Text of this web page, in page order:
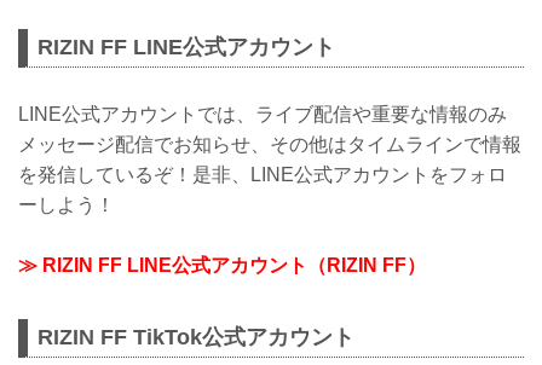
RIZIN FF LINE公式アカウント
LINE公式アカウントでは、ライブ配信や重要な情報のみ
メッセージ配信でお知らせ、その他はタイムラインで情報
を発信しているぞ！是非、LINE公式アカウントをフォロ
ーしよう！
≫ RIZIN FF LINE公式アカウント（RIZIN FF）
RIZIN FF TikTok公式アカウント